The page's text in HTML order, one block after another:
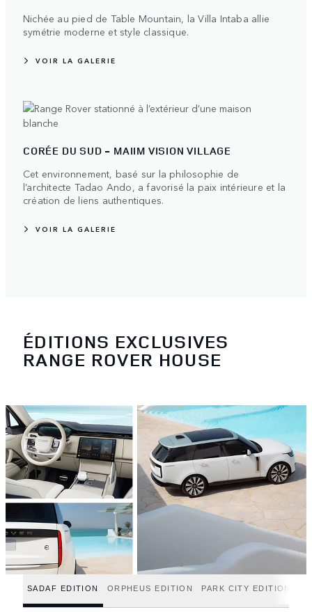
Nichée au pied de Table Mountain, la Villa Intaba allie
symétrie moderne et style classique.
VOIR LA GALERIE
CORÉE DU SUD - MAIIM VISION VILLAGE
Cet environnement, basé sur la philosophie de
l’architecte Tadao Ando, a favorisé la paix intérieure et la
création de liens authentiques.
VOIR LA GALERIE
ÉDITIONS EXCLUSIVES
RANGE ROVER HOUSE
SADAF EDITION ORPHEUS EDITION PARK CITY EDITION